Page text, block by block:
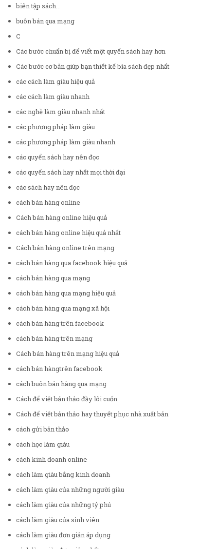
biên tập sách…
buôn bán qua mạng
C
Các bước chuẩn bị để viết một quyển sách hay hơn
Các bước cơ bản giúp bạn thiết kế bìa sách đẹp nhất
các cách làm giàu hiệu quả
các cách làm giàu nhanh
các nghề làm giàu nhanh nhất
các phương pháp làm giàu
các phương pháp làm giàu nhanh
các quyển sách hay nên đọc
các quyển sách hay nhất mọi thời đại
các sách hay nên đọc
cách bán hàng online
Cách bán hàng online hiệu quả
cách bán hàng online hiệu quả nhất
Cách bán hàng online trên mạng
cách bán hàng qua facebook hiệu quả
cách bán hàng qua mạng
cách bán hàng qua mạng hiệu quả
cách bán hàng qua mạng xã hội
cách bán hàng trên facebook
cách bán hàng trên mạng
Cách bán hàng trên mạng hiệu quả
cách bán hàngtrên facebook
cách buôn bán hàng qua mạng
Cách để viết bản thảo đầy lôi cuốn
Cách để viết bản thảo hay thuyết phục nhà xuất bản
cách gửi bản thảo
cách học làm giàu
cách kinh doanh online
cách làm giàu bằng kinh doanh
cách làm giàu của những người giàu
cách làm giàu của những tỷ phú
cách làm giàu của sinh viên
cách làm giàu đơn giản áp dụng